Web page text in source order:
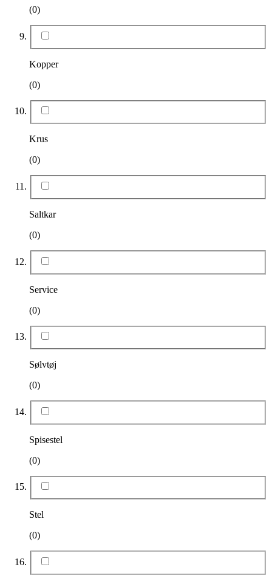
(0)
Kopper
(0)
Krus
(0)
Saltkar
(0)
Service
(0)
Sølvtøj
(0)
Spisestel
(0)
Stel
(0)